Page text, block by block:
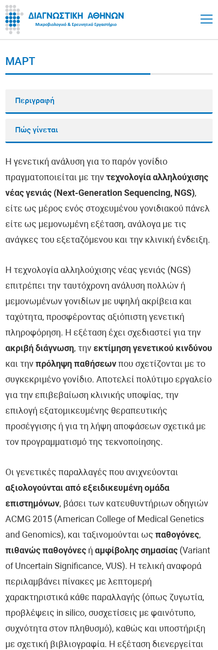
MAPT
Περιγραφή
Πώς γίνεται
Η γενετική ανάλυση για το παρόν γονίδιο
πραγματοποιείται με τηντεχνολογία αλληλούχισης
νέας γενιάς (Next-Generation Sequencing, NGS),
είτε ως μέρος ενός στοχευμένου γονιδιακού πάνελ
είτε ως μεμονωμένη εξέταση, ανάλογα με τις
ανάγκες του εξεταζόμενου και την κλινική ένδειξη.
Η τεχνολογία αλληλούχισης νέας γενιάς (NGS)
επιτρέπει την ταυτόχρονη ανάλυση πολλών ή
μεμονωμένων γονιδίων με υψηλή ακρίβεια και
ταχύτητα, προσφέροντας αξιόπιστη γενετική
πληροφόρηση. Η εξέταση έχει σχεδιαστεί για την
ακριβή διάγνωση, τηνεκτίμηση γενετικού κινδύνου
και τηνπρόληψη παθήσεων που σχετίζονται με το
συγκεκριμένο γονίδιο. Αποτελεί πολύτιμο εργαλείο
για την επιβεβαίωση κλινικής υποψίας, την
επιλογή εξατομικευμένης θεραπευτικής
προσέγγισης ή για τη λήψη αποφάσεων σχετικά με
τον προγραμματισμό της τεκνοποίησης.
Οι γενετικές παραλλαγές που ανιχνεύονται
αξιολογούνται από εξειδικευμένη ομάδα
επιστημόνων, βάσει των κατευθυντήριων οδηγιών
ACMG 2015 (American College of Medical Genetics
and Genomics), και ταξινομούνται ωςπαθογόνες,
πιθανώς παθογόνες ήαμφίβολης σημασίας (Variant
of Uncertain Significance, VUS). Η τελική αναφορά
περιλαμβάνει πίνακες με λεπτομερή
χαρακτηριστικά κάθε παραλλαγής (όπως ζυγωτία,
προβλέψεις in silico, συσχετίσεις με φαινότυπο,
συχνότητα στον πληθυσμό), καθώς και υποστήριξη
με σχετική βιβλιογραφία. Η εξέταση διενεργείται